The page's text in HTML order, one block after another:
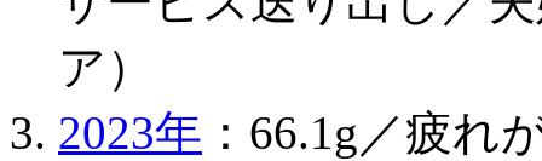
ア）
2023年 ：66.1g／疲れ